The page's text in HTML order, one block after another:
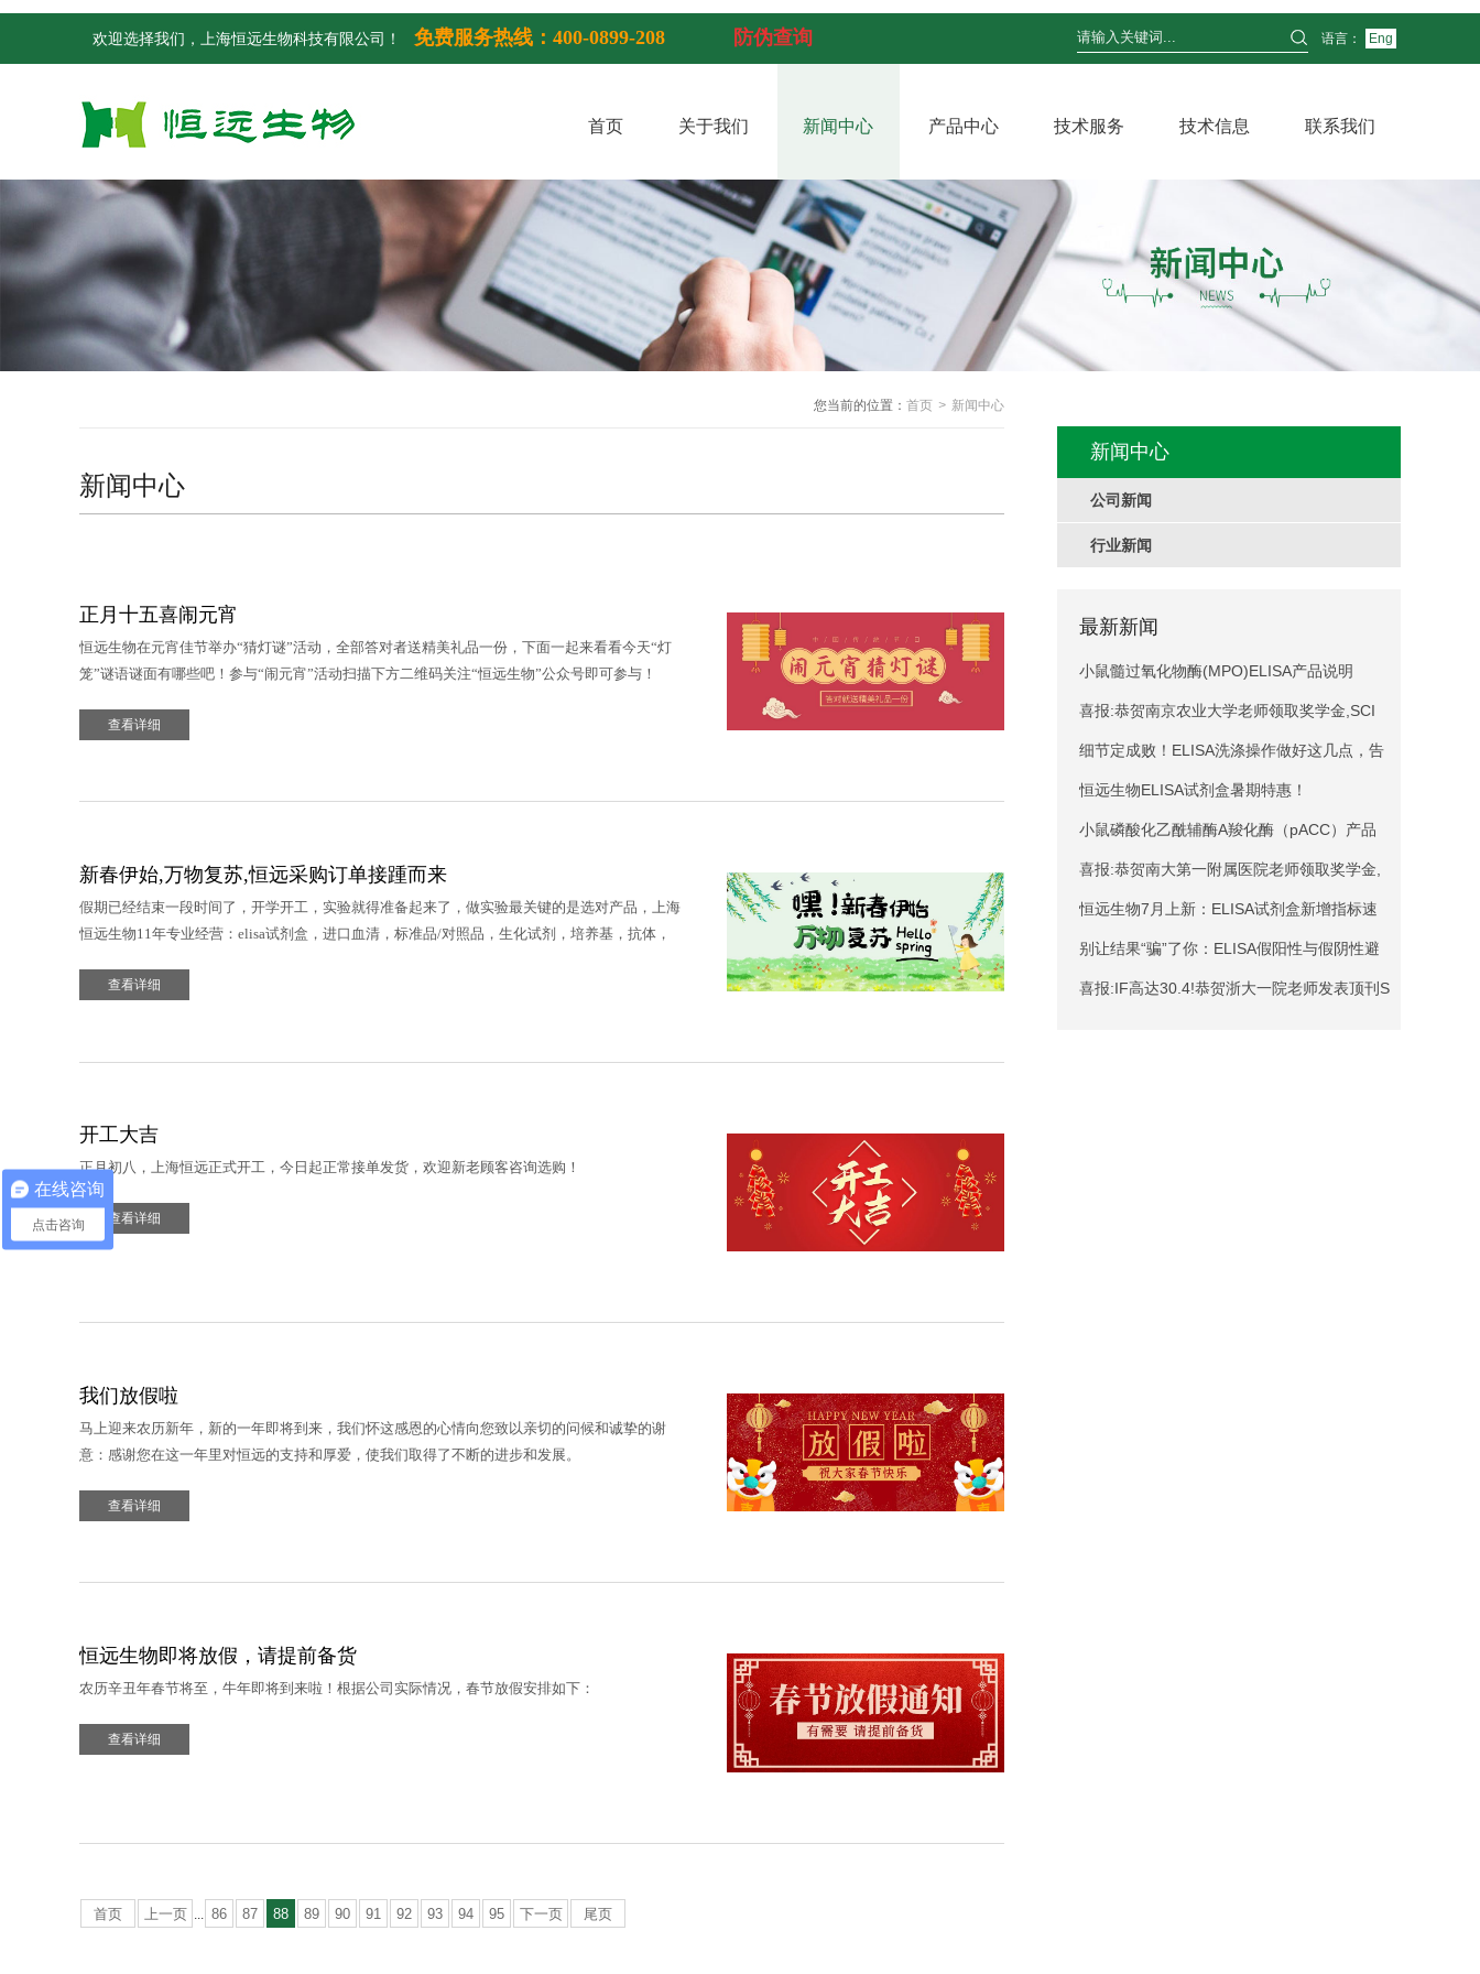
欢迎选择我们，上海恒远生物科技有限公司！ 免费服务热线：400-0899-208 防伪查询 语言： Eng
首页 关于我们 新闻中心 产品中心 技术服务 技术信息 联系我们
您当前的位置： 首页 > 新闻中心
新闻中心
正月十五喜闹元宵
恒远生物在元宵佳节举办“猜灯谜”活动，全部答对者送精美礼品一份，下面一起来看看今天“灯
笼”谜语谜面有哪些吧！参与“闹元宵”活动扫描下方二维码关注“恒远生物”公众号即可参与！
查看详细
新春伊始,万物复苏,恒远采购订单接踵而来
假期已经结束一段时间了，开学开工，实验就得准备起来了，做实验最关键的是选对产品，上海
恒远生物11年专业经营：elisa试剂盒，进口血清，标准品/对照品，生化试剂，培养基，抗体，
99-208！
查看详细
开工大吉
正月初八，上海恒远正式开工，今日起正常接单发货，欢迎新老顾客咨询选购！
查看详细
我们放假啦
马上迎来农历新年，新的一年即将到来，我们怀这感恩的心情向您致以亲切的问候和诚挚的谢
意：感谢您在这一年里对恒远的支持和厚爱，使我们取得了不断的进步和发展。
查看详细
恒远生物即将放假，请提前备货
农历辛丑年春节将至，牛年即将到来啦！根据公司实际情况，春节放假安排如下：
查看详细
首页 上一页 ... 86 87 88 89 90 91 92 93 94 95 下一页 尾页
新闻中心
公司新闻
行业新闻
最新新闻
小鼠髓过氧化物酶(MPO)ELISA产品说明
喜报:恭贺南京农业大学老师领取奖学金,SCI
文献14.1分！
细节定成败！ELISA洗涤操作做好这几点，告
别数据误差
恒远生物ELISA试剂盒暑期特惠！
小鼠磷酸化乙酰辅酶A羧化酶（pACC）产品
说明
喜报:恭贺南大第一附属医院老师领取奖学金,
SCI文献14.1分！
恒远生物7月上新：ELISA试剂盒新增指标速
递
别让结果“骗”了你：ELISA假阳性与假阴性避
坑指南
喜报:IF高达30.4!恭贺浙大一院老师发表顶刊S
在线咨询
点击咨询